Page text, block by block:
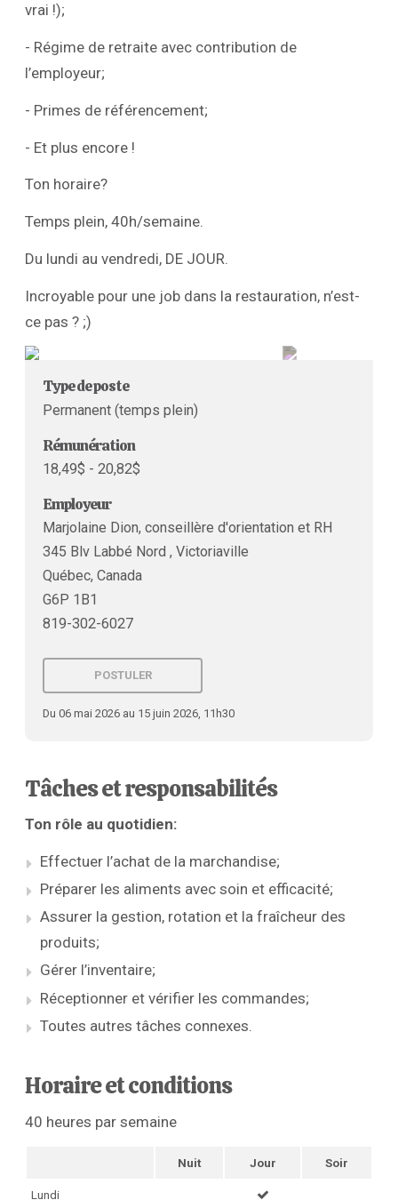
vrai !);
- Régime de retraite avec contribution de
l’employeur;
- Primes de référencement;
- Et plus encore !
Ton horaire?
Temps plein, 40h/semaine.
Du lundi au vendredi, DE JOUR.
Incroyable pour une job dans la restauration, n’est-
ce pas ? ;)
Type de poste
Permanent (temps plein)
Rémunération
18,49$ - 20,82$
Employeur
Marjolaine Dion, conseillère d'orientation et RH
345 Blv Labbé Nord , Victoriaville
Québec, Canada
G6P 1B1
819-302-6027
POSTULER
Du 06 mai 2026 au 15 juin 2026, 11h30
Tâches et responsabilités
Ton rôle au quotidien:
Effectuer l’achat de la marchandise;
Préparer les aliments avec soin et efficacité;
Assurer la gestion, rotation et la fraîcheur des
produits;
Gérer l’inventaire;
Réceptionner et vérifier les commandes;
Toutes autres tâches connexes.
Horaire et conditions
40 heures par semaine
Nuit Jour Soir
Lundi